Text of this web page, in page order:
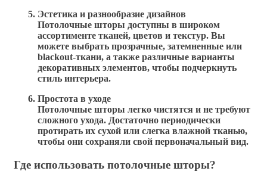
Эстетика и разнообразие дизайнов
Потолочные шторы доступны в широком
ассортименте тканей, цветов и текстур. Вы
можете выбрать прозрачные, затемненные или
blackout-ткани, а также различные варианты
декоративных элементов, чтобы подчеркнуть
стиль интерьера.
Простота в уходе
Потолочные шторы легко чистятся и не требуют
сложного ухода. Достаточно периодически
протирать их сухой или слегка влажной тканью,
чтобы они сохраняли свой первоначальный вид.
Где использовать потолочные шторы?